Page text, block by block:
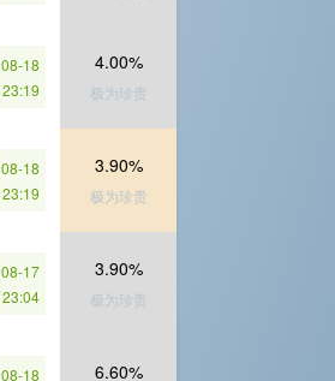
08-18
23:19
4.00%
极为珍贵
08-18
23:19
3.90%
极为珍贵
08-17
23:04
3.90%
极为珍贵
08-18 6.60%